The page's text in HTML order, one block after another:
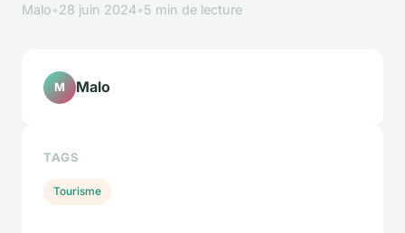
Malo•28 juin 2024•5 min de lecture
M Malo
TAGS
Tourisme